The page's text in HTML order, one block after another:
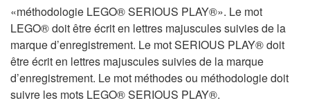
«méthodologie LEGO® SERIOUS PLAY®». Le mot
LEGO® doit être écrit en lettres majuscules suivies de la
marque d’enregistrement. Le mot SERIOUS PLAY® doit
être écrit en lettres majuscules suivies de la marque
d’enregistrement. Le mot méthodes ou méthodologie doit
suivre les mots LEGO® SERIOUS PLAY®.